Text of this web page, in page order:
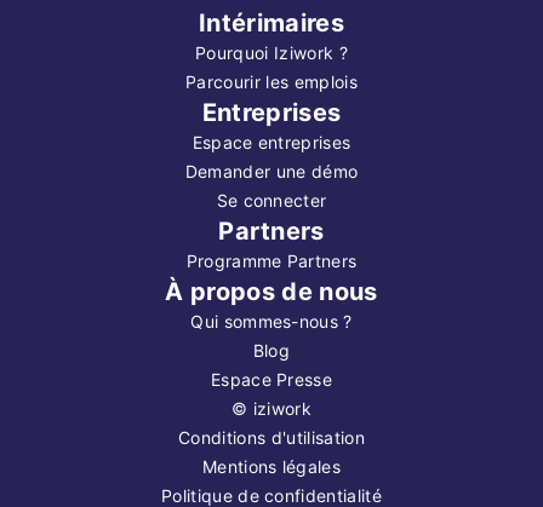
Intérimaires
Pourquoi Iziwork ?
Parcourir les emplois
Entreprises
Espace entreprises
Demander une démo
Se connecter
Partners
Programme Partners
À propos de nous
Qui sommes-nous ?
Blog
Espace Presse
© iziwork
Conditions d'utilisation
Mentions légales
Politique de confidentialité